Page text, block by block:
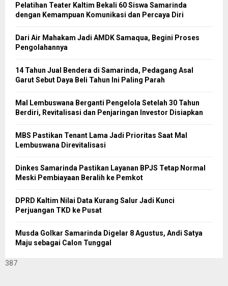
Pelatihan Teater Kaltim Bekali 60 Siswa Samarinda
dengan Kemampuan Komunikasi dan Percaya Diri
Dari Air Mahakam Jadi AMDK Samaqua, Begini Proses
Pengolahannya
14 Tahun Jual Bendera di Samarinda, Pedagang Asal
Garut Sebut Daya Beli Tahun Ini Paling Parah
Mal Lembuswana Berganti Pengelola Setelah 30 Tahun
Berdiri, Revitalisasi dan Penjaringan Investor Disiapkan
MBS Pastikan Tenant Lama Jadi Prioritas Saat Mal
Lembuswana Direvitalisasi
Dinkes Samarinda Pastikan Layanan BPJS Tetap Normal
Meski Pembiayaan Beralih ke Pemkot
DPRD Kaltim Nilai Data Kurang Salur Jadi Kunci
Perjuangan TKD ke Pusat
Musda Golkar Samarinda Digelar 8 Agustus, Andi Satya
Maju sebagai Calon Tunggal
387